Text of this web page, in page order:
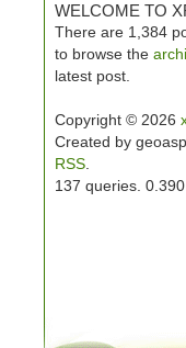
WELCOME TO
There are 1,384
to browse the
latest post.
Copyright © 2026
Created by
RSS
137 queries.